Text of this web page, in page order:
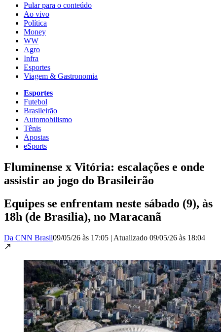
Pular para o conteúdo
Ao vivo
Política
Money
WW
Agro
Infra
Esportes
Viagem & Gastronomia
Esportes
Futebol
Brasileirão
Automobilismo
Tênis
Apostas
eSports
Fluminense x Vitória: escalações e onde
assistir ao jogo do Brasileirão
Equipes se enfrentam neste sábado (9), às
18h (de Brasília), no Maracanã
Da CNN Brasil09/05/26 às 17:05 | Atualizado 09/05/26 às 18:04